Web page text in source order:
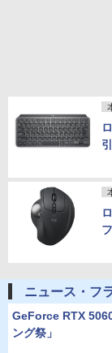
ニュース・フ
GeForce RTX
ング祭」